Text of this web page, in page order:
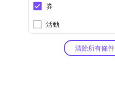
券
活動
清除所有條件